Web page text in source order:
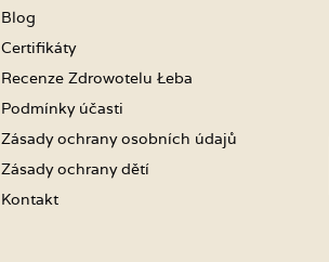
Blog
Certifikáty
Recenze Zdrowotelu Łeba
Podmínky účasti
Zásady ochrany osobních údajů
Zásady ochrany dětí
Kontakt